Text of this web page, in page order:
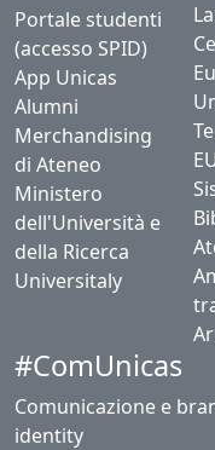
Portale studenti
(accesso SPID)
App Unicas
Alumni
Merchandising
di Ateneo
Ministero
dell'Università e
della Ricerca
Universitaly
#ComUnicas
Comunicazione e
identity